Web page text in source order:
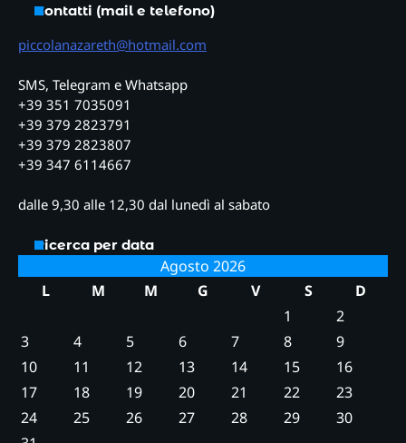
Contatti (mail e telefono)
piccolanazareth@hotmail.com
SMS, Telegram e Whatsapp
+39 351 7035091
+39 379 2823791
+39 379 2823807
+39 347 6114667
dalle 9,30 alle 12,30 dal lunedì al sabato
Ricerca per data
Agosto 2026
L
M M G V S
D
1
2
3
4 5 6 7 8
9
10
11 12 13 14 15
16
17
18 19 20 21 22
23
24
25 26 27 28 29
30